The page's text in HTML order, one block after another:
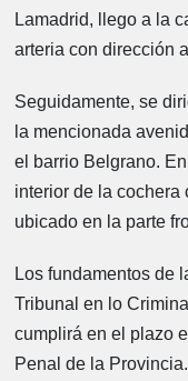
Lamadrid, llego a la
arteria con dirección
Seguidamente, se
la mencionada
el barrio Belgrano.
interior de la cochera
ubicado en la parte
Los fundamentos de
Tribunal en lo
cumplirá en el plazo
Penal de la Provincia.